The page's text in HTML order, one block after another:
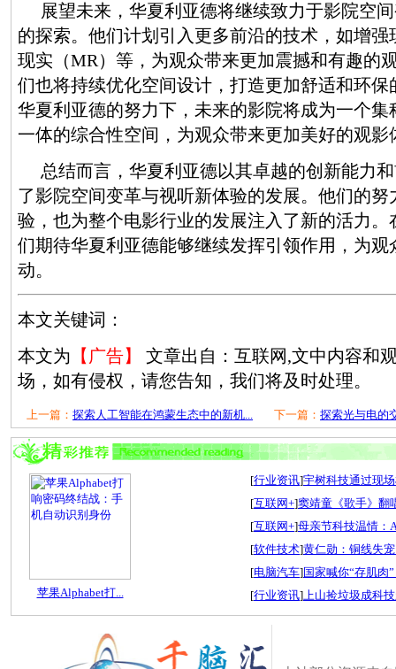
展望未来，华夏利亚德将继续致力于影院空
的探索。他们计划引入更多前沿的技术，如增强
现实（MR）等，为观众带来更加震撼和有趣的
们也将持续优化空间设计，打造更加舒适和环保
华夏利亚德的努力下，未来的影院将成为一个集
一体的综合性空间，为观众带来更加美好的观影
总结而言，华夏利亚德以其卓越的创新能力
了影院空间变革与视听新体验的发展。他们的
验，也为整个电影行业的发展注入了新的活力。
们期待华夏利亚德能够继续发挥引领作用，为观
动。
本文关键词：
本文为 【广告】
文章出自：互联网,文中内容和
场，如有侵权，请您告知，我们将及时处理。
上一篇： 探索人工智能在鸿蒙生态中的新机... 下一篇： 探索光与电的
苹果Alphabet打...
[行业资讯]宇树科技通过现
[互联网+]窦靖童《歌手》翻
[互联网+]母亲节科技温情：
[软件技术]黄仁勋：铜线失
[电脑汽车]国家喊你“存肌肉
[行业资讯]上山捡垃圾成科